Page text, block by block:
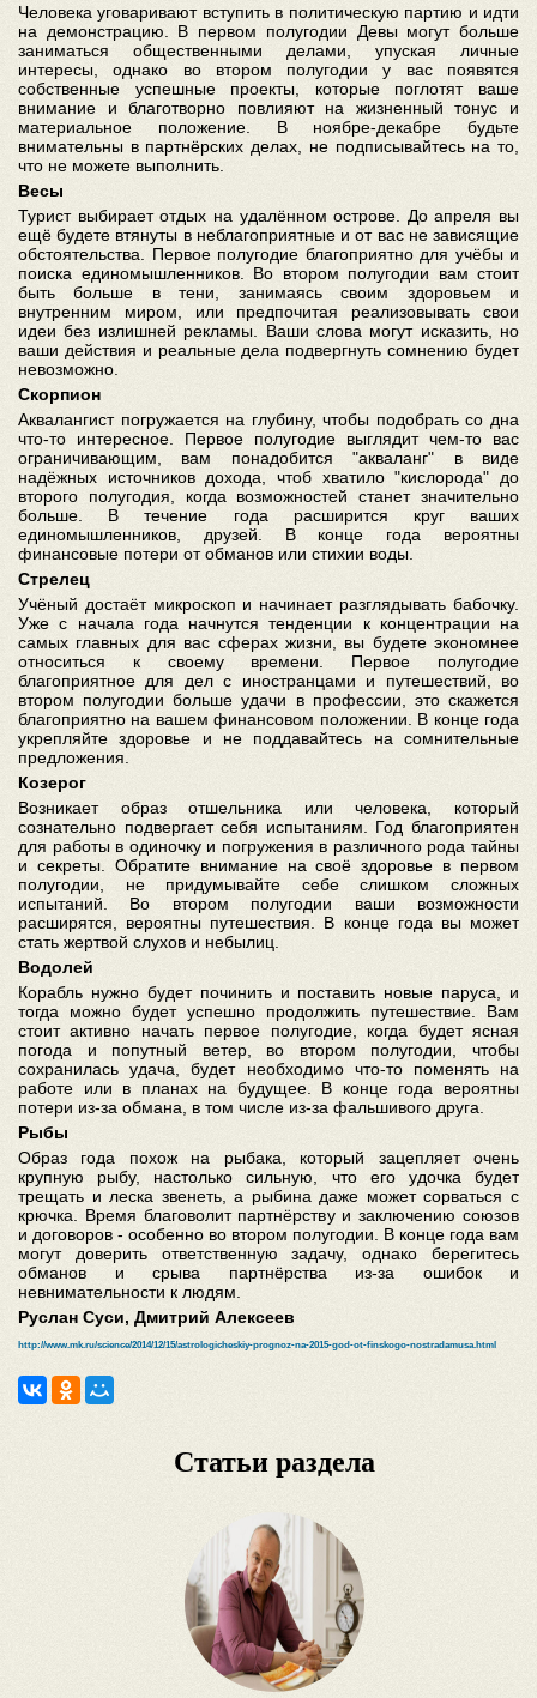
Человека уговаривают вступить в политическую партию и идти
на демонстрацию. В первом полугодии Девы могут больше
заниматься общественными делами, упуская личные
интересы, однако во втором полугодии у вас появятся
собственные успешные проекты, которые поглотят ваше
внимание и благотворно повлияют на жизненный тонус и
материальное положение. В ноябре-декабре будьте
внимательны в партнёрских делах, не подписывайтесь на то,
что не можете выполнить.
Весы
Турист выбирает отдых на удалённом острове. До апреля вы
ещё будете втянуты в неблагоприятные и от вас не зависящие
обстоятельства. Первое полугодие благоприятно для учёбы и
поиска единомышленников. Во втором полугодии вам стоит
быть больше в тени, занимаясь своим здоровьем и
внутренним миром, или предпочитая реализовывать свои
идеи без излишней рекламы. Ваши слова могут исказить, но
ваши действия и реальные дела подвергнуть сомнению будет
невозможно.
Скорпион
Аквалангист погружается на глубину, чтобы подобрать со дна
что-то интересное. Первое полугодие выглядит чем-то вас
ограничивающим, вам понадобится "акваланг" в виде
надёжных источников дохода, чтоб хватило "кислорода" до
второго полугодия, когда возможностей станет значительно
больше. В течение года расширится круг ваших
единомышленников, друзей. В конце года вероятны
финансовые потери от обманов или стихии воды.
Стрелец
Учёный достаёт микроскоп и начинает разглядывать бабочку.
Уже с начала года начнутся тенденции к концентрации на
самых главных для вас сферах жизни, вы будете экономнее
относиться к своему времени. Первое полугодие
благоприятное для дел с иностранцами и путешествий, во
втором полугодии больше удачи в профессии, это скажется
благоприятно на вашем финансовом положении. В конце года
укрепляйте здоровье и не поддавайтесь на сомнительные
предложения.
Козерог
Возникает образ отшельника или человека, который
сознательно подвергает себя испытаниям. Год благоприятен
для работы в одиночку и погружения в различного рода тайны
и секреты. Обратите внимание на своё здоровье в первом
полугодии, не придумывайте себе слишком сложных
испытаний. Во втором полугодии ваши возможности
расширятся, вероятны путешествия. В конце года вы может
стать жертвой слухов и небылиц.
Водолей
Корабль нужно будет починить и поставить новые паруса, и
тогда можно будет успешно продолжить путешествие. Вам
стоит активно начать первое полугодие, когда будет ясная
погода и попутный ветер, во втором полугодии, чтобы
сохранилась удача, будет необходимо что-то поменять на
работе или в планах на будущее. В конце года вероятны
потери из-за обмана, в том числе из-за фальшивого друга.
Рыбы
Образ года похож на рыбака, который зацепляет очень
крупную рыбу, настолько сильную, что его удочка будет
трещать и леска звенеть, а рыбина даже может сорваться с
крючка. Время благоволит партнёрству и заключению союзов
и договоров - особенно во втором полугодии. В конце года вам
могут доверить ответственную задачу, однако берегитесь
обманов и срыва партнёрства из-за ошибок и
невнимательности к людям.
Руслан Суси, Дмитрий Алексеев
http://www.mk.ru/science/2014/12/15/astrologicheskiy-prognoz-na-2015-god-ot-finskogo-nostradamusa.html
Статьи раздела